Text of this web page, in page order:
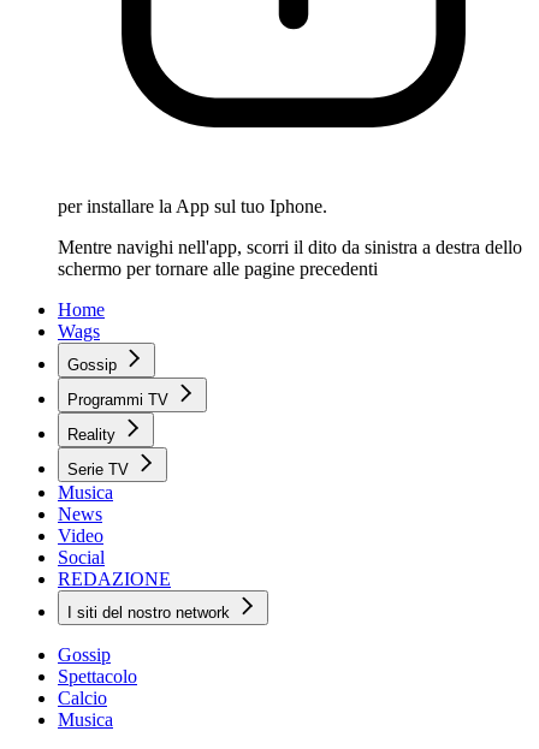
per installare la App sul tuo Iphone.
Mentre navighi nell'app, scorri il dito da sinistra a destra dello
schermo per tornare alle pagine precedenti
Home
Wags
Gossip
Programmi TV
Reality
Serie TV
Musica
News
Video
Social
REDAZIONE
I siti del nostro network
Gossip
Spettacolo
Calcio
Musica